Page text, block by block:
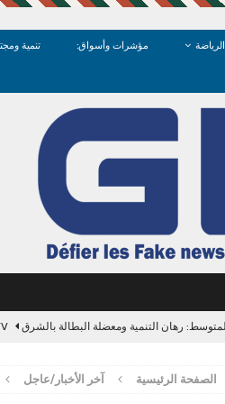
الرياضة مؤشرات وأسواق:
تنمية
الصفحة الرئيسية آخر الأخبار/عاجل